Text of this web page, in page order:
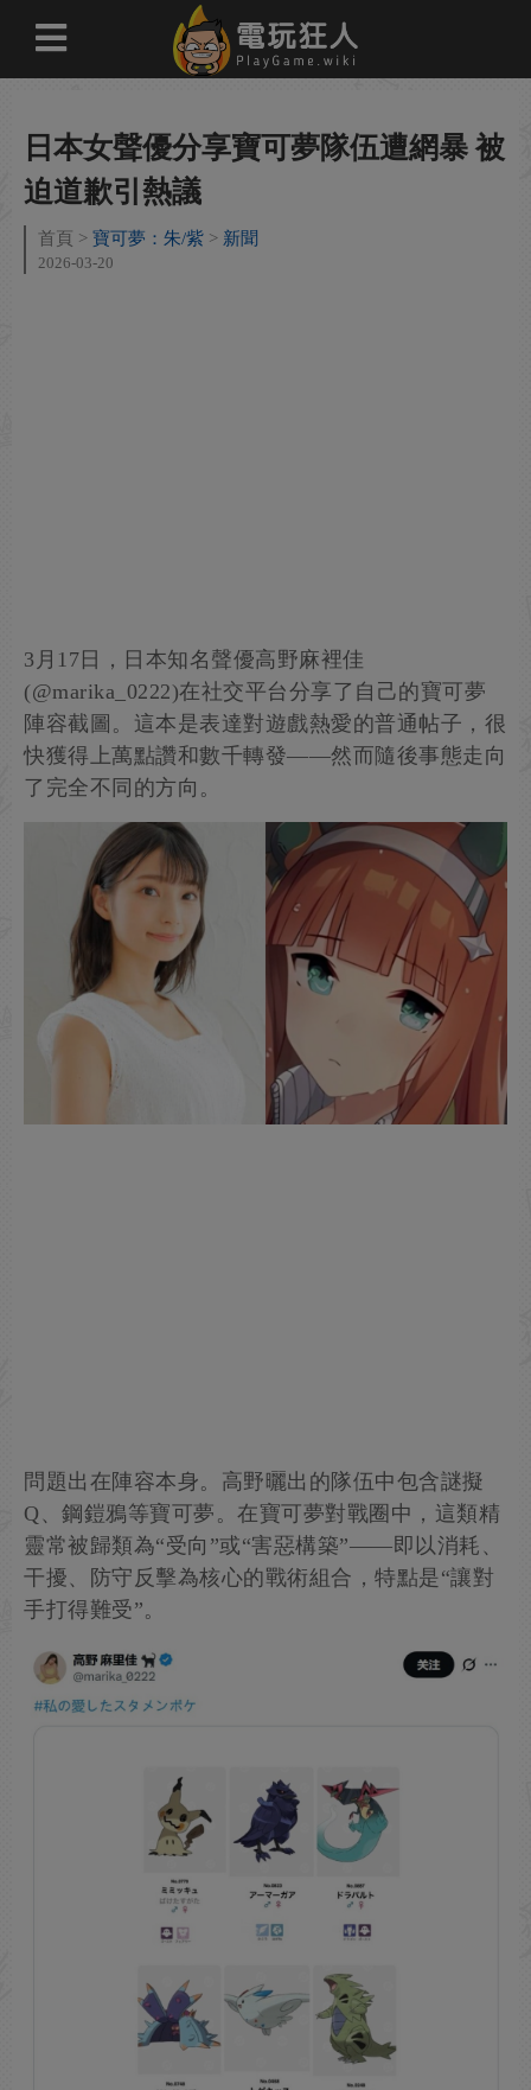
日本女聲優分享寶可夢隊伍遭網暴 被
迫道歉引熱議
首頁 寶可夢：朱/紫 新聞
2026-03-20
3月17日，日本知名聲優高野麻裡佳
(@marika_0222)在社交平台分享了自己的寶可夢
陣容截圖。這本是表達對遊戲熱愛的普通帖子，很
快獲得上萬點讚和數千轉發——然而隨後事態走向
了完全不同的方向。
問題出在陣容本身。高野曬出的隊伍中包含謎擬
Q、鋼鎧鴉等寶可夢。在寶可夢對戰圈中，這類精
靈常被歸類為“受向”或“害惡構築”——即以消耗、
干擾、防守反擊為核心的戰術組合，特點是“讓對
手打得難受”。